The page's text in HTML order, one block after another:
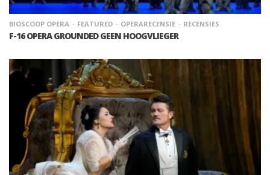
BIOSCOOP OPERA FEATURED OPERARECENSIE RECENSIES
F-16 OPERA GROUNDED GEEN HOOGVLIEGER